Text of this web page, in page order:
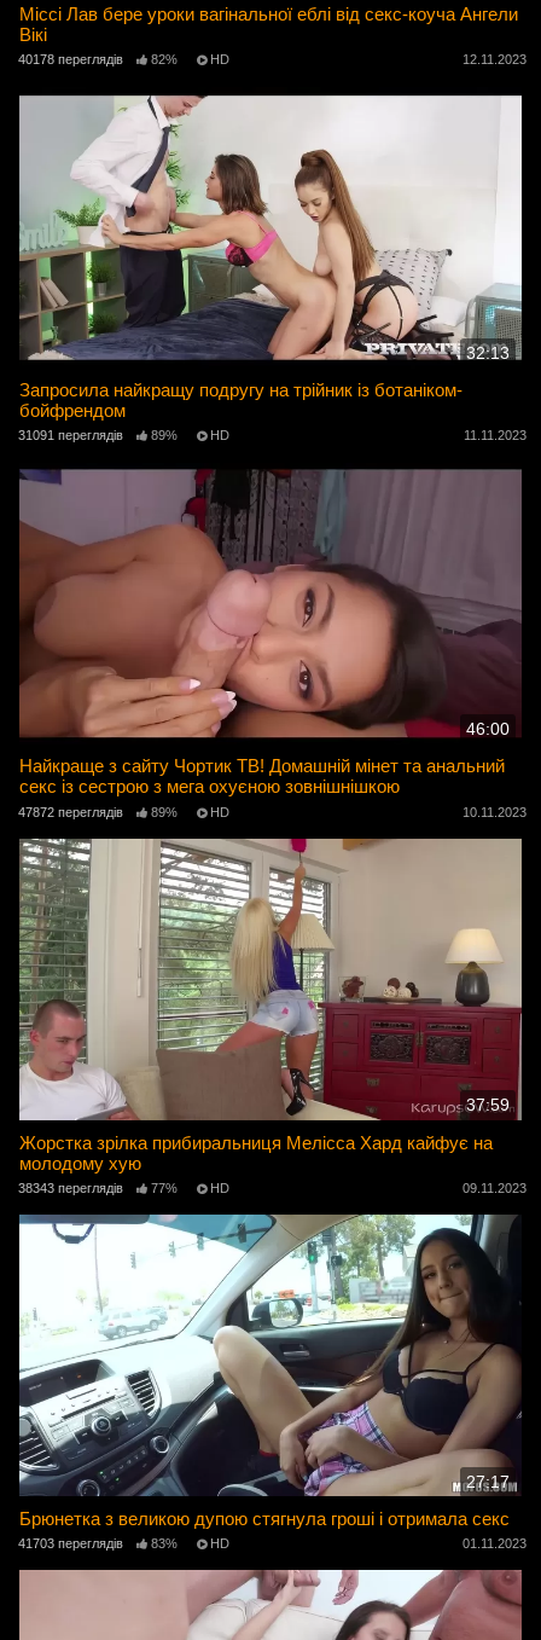
Міссі Лав бере уроки вагінальної еблі від секс-коуча Ангели
Вікі
40178 переглядів 82% HD 12.11.2023
32:13
Запросила найкращу подругу на трійник із ботаніком-
бойфрендом
31091 переглядів 89% HD 11.11.2023
46:00
Найкраще з сайту Чортик ТВ! Домашній мінет та анальний
секс із сестрою з мега охуєною зовнішнішкою
47872 переглядів 89% HD 10.11.2023
37:59
Жорстка зрілка прибиральниця Мелісса Хард кайфує на
молодому хую
38343 переглядів 77% HD 09.11.2023
27:17
Брюнетка з великою дупою стягнула гроші і отримала секс
41703 переглядів 83% HD 01.11.2023